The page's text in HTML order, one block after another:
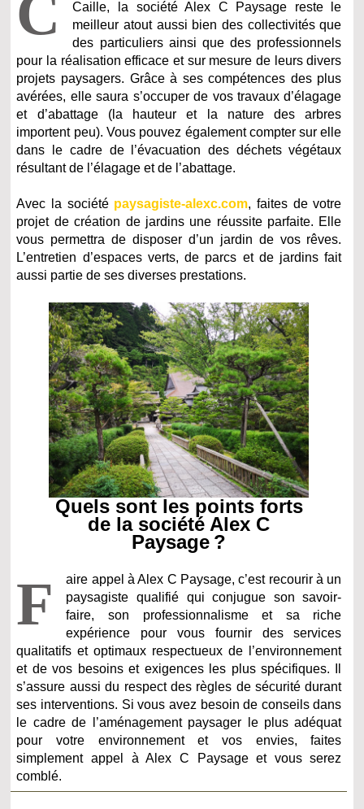
C
Caille, la société Alex C Paysage reste le
meilleur atout aussi bien des collectivités que
des particuliers ainsi que des professionnels
pour la réalisation efficace et sur mesure de leurs divers
projets paysagers. Grâce à ses compétences des plus
avérées, elle saura s’occuper de vos travaux d’élagage
et d’abattage (la hauteur et la nature des arbres
importent peu). Vous pouvez également compter sur elle
dans le cadre de l’évacuation des déchets végétaux
résultant de l’élagage et de l’abattage.
Avec la société paysagiste-alexc.com, faites de votre
projet de création de jardins une réussite parfaite. Elle
vous permettra de disposer d’un jardin de vos rêves.
L’entretien d’espaces verts, de parcs et de jardins fait
aussi partie de ses diverses prestations.
Quels sont les points forts
de la société Alex C
Paysage ?
F
aire appel à Alex C Paysage, c’est recourir à un
paysagiste qualifié qui conjugue son savoir-
faire, son professionnalisme et sa riche
expérience pour vous fournir des services
qualitatifs et optimaux respectueux de l’environnement
et de vos besoins et exigences les plus spécifiques. Il
s’assure aussi du respect des règles de sécurité durant
ses interventions. Si vous avez besoin de conseils dans
le cadre de l’aménagement paysager le plus adéquat
pour votre environnement et vos envies, faites
simplement appel à Alex C Paysage et vous serez
comblé.